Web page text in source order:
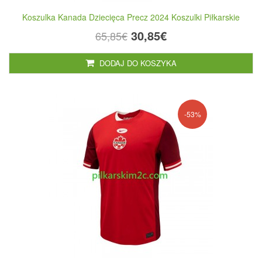
Koszulka Kanada Dziecięca Precz 2024 Koszulki Piłkarskie
65,85€ 30,85€
DODAJ DO KOSZYKA
-53%